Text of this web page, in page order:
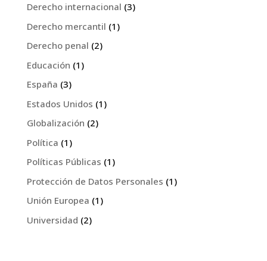
Derecho internacional (3)
Derecho mercantil (1)
Derecho penal (2)
Educación (1)
España (3)
Estados Unidos (1)
Globalización (2)
Política (1)
Políticas Públicas (1)
Protección de Datos Personales (1)
Unión Europea (1)
Universidad (2)